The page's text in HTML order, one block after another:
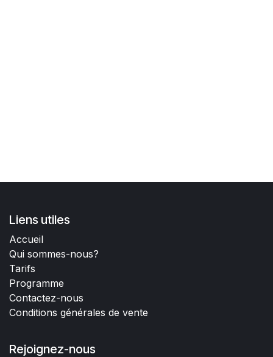
Liens utiles
Accueil
Qui sommes-nous?
Tarifs
Programme
Contactez-nous
Conditions générales de vente
Rejoignez-nous